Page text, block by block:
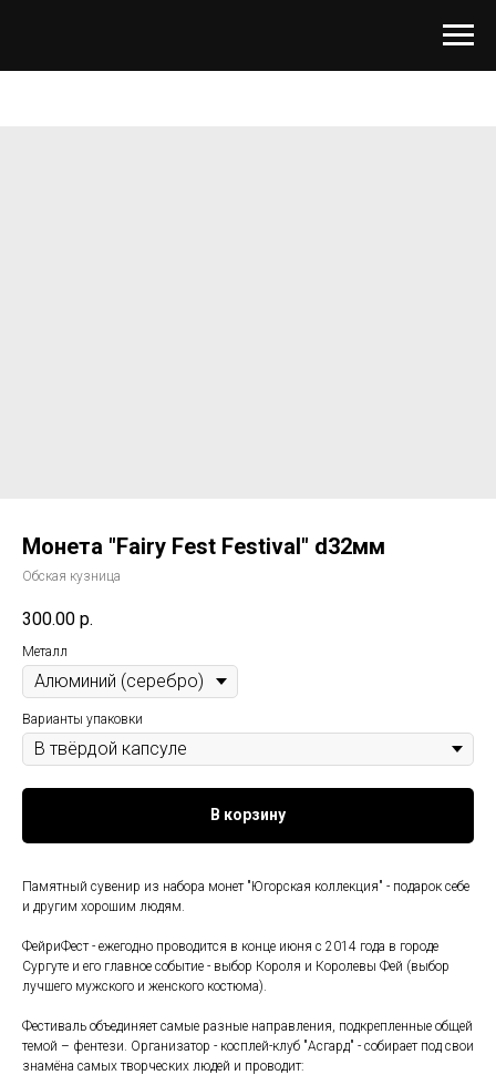
Монета "Fairy Fest Festival" d32мм
Обская кузница
300.00 р.
Металл
Варианты упаковки
В корзину
Памятный сувенир из набора монет "Югорская коллекция" - подарок себе
и другим хорошим людям.
ФейриФест - ежегодно проводится в конце июня с 2014 года в городе
Сургуте и его главное событие - выбор Короля и Королевы Фей (выбор
лучшего мужского и женского костюма).
Фестиваль объединяет самые разные направления, подкрепленные общей
темой – фентези. Организатор - косплей-клуб "Асгард" - собирает под свои
знамёна самых творческих людей и проводит: